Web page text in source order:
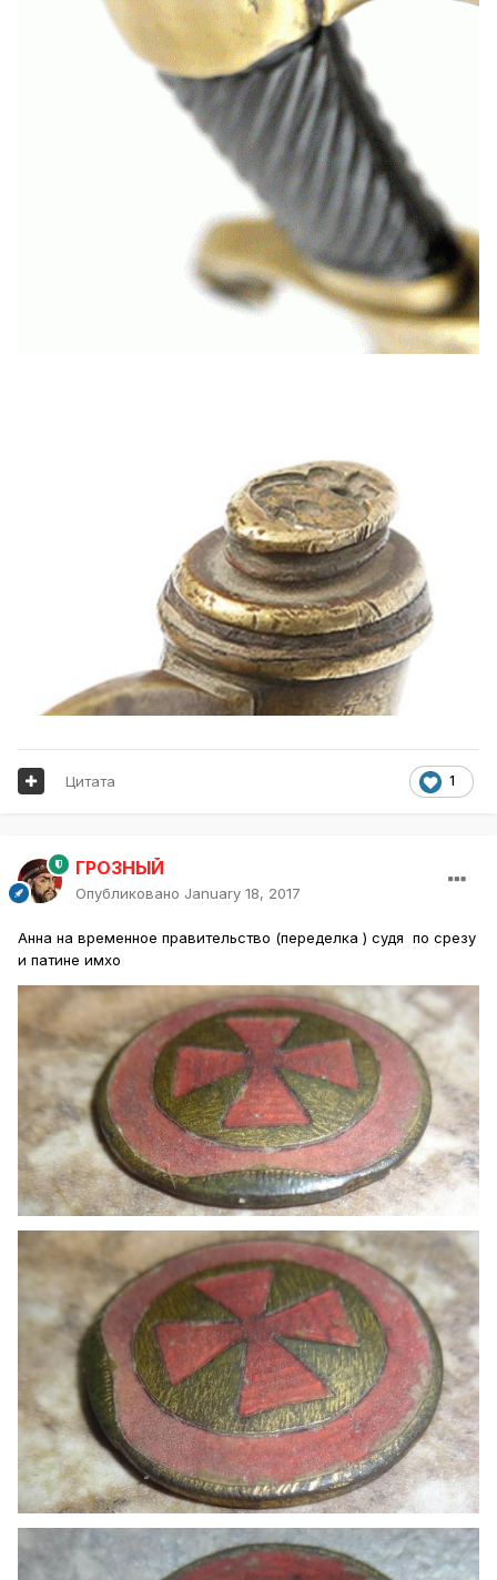
1
Цитата
ГРОЗНЫЙ
Опубликовано January 18, 2017
Анна на временное правительство (переделка ) судя по срезу
и патине имхо